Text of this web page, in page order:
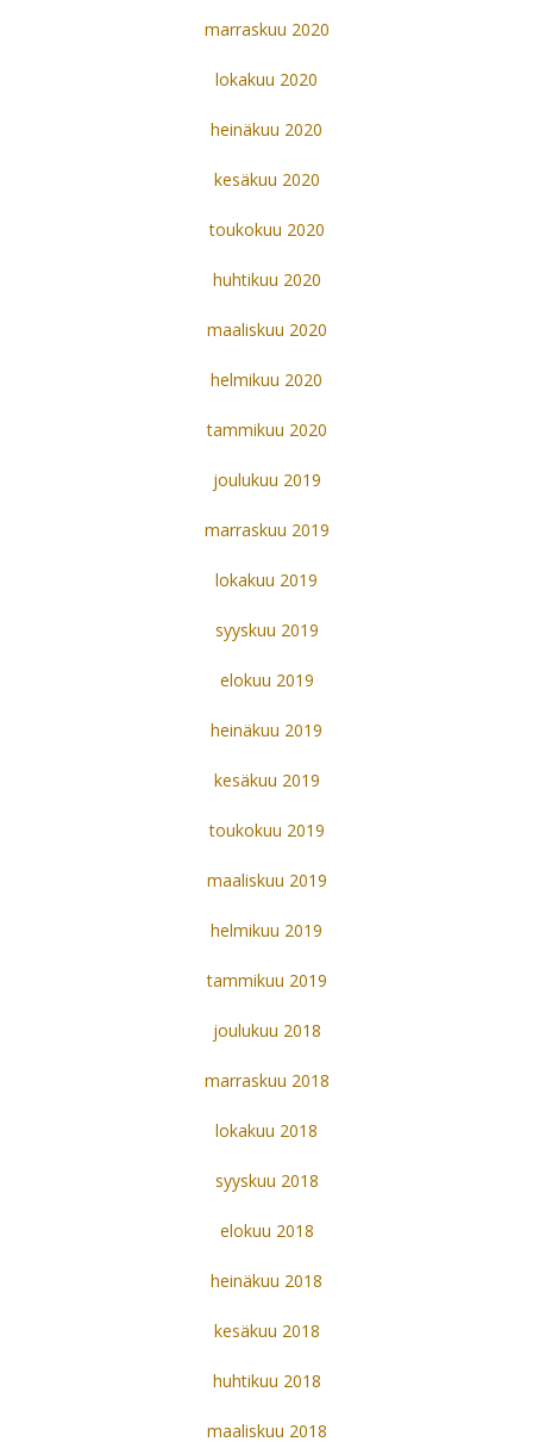
marraskuu 2020
lokakuu 2020
heinäkuu 2020
kesäkuu 2020
toukokuu 2020
huhtikuu 2020
maaliskuu 2020
helmikuu 2020
tammikuu 2020
joulukuu 2019
marraskuu 2019
lokakuu 2019
syyskuu 2019
elokuu 2019
heinäkuu 2019
kesäkuu 2019
toukokuu 2019
maaliskuu 2019
helmikuu 2019
tammikuu 2019
joulukuu 2018
marraskuu 2018
lokakuu 2018
syyskuu 2018
elokuu 2018
heinäkuu 2018
kesäkuu 2018
huhtikuu 2018
maaliskuu 2018